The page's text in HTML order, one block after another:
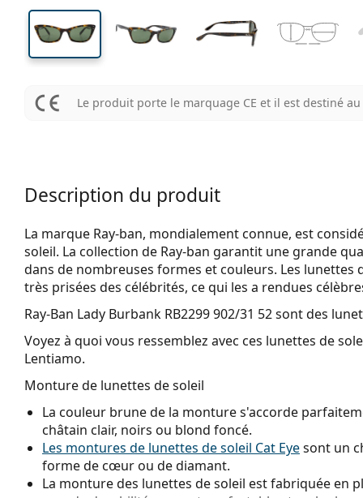
Le produit porte le marquage CE et il est destiné
Description du produit
La marque Ray-ban, mondialement connue, est
soleil. La collection de Ray-ban garantit une grande
dans de nombreuses formes et couleurs. Les
très prisées des célébrités, ce qui les a rendues
Ray-Ban Lady Burbank RB2299 902/31 52sont des
Voyez à quoi vous ressemblez avec ces lunettes de
Lentiamo.
Monture de lunettes de soleil
La couleur brune de la monture s'accorde
châtain clair, noirs ou blond foncé.
Les montures de lunettes de soleil Cat Eyesont un
forme de cœur ou de diamant.
La monture des lunettes de soleil est fabriquée en